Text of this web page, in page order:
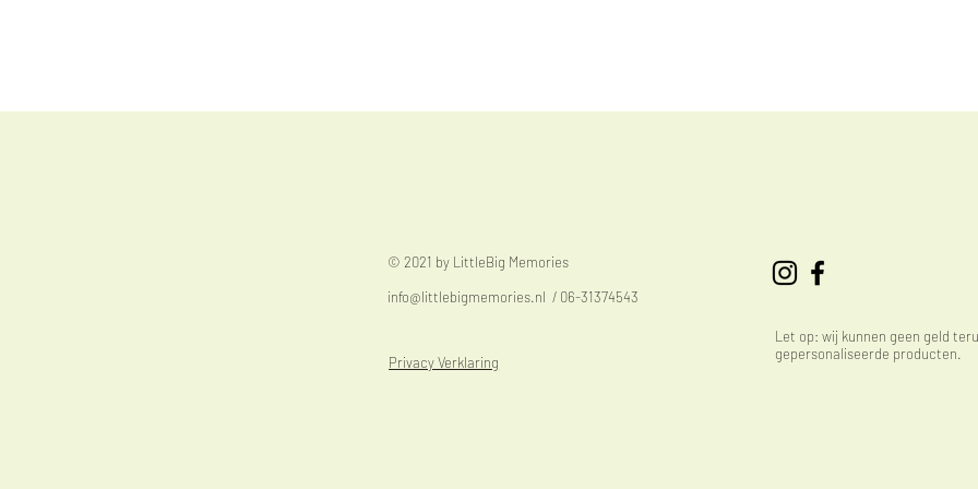
Let op: wij kunnen geen geld
gepersonaliseerde producten.
© 2021 by LittleBig Memories
info@littlebigmemories.nl / 06-31374543
Privacy Verklaring